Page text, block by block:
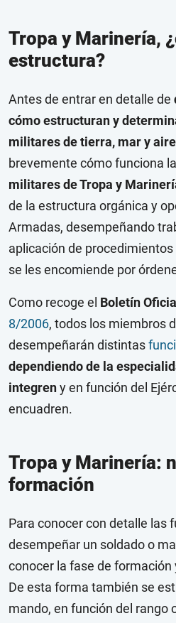
Tropa y Marinería,
estructura?
Antes de entrar en detalle de
cómo estructuran y
militares de tierra, mar y aire
brevemente cómo funciona
militares de Tropa y
de la estructura orgánica y
Armadas, desempeñando
aplicación de
se les encomiende por
Como recoge el Boletín
8/2006, todos los miembros
desempeñarán distintas
dependiendo de la
integreny en función del
encuadren.
Tropa y Marinería:
formación
Para conocer con detalle las
desempeñar un soldado o
conocer la fase de
De esta forma también se
mando, en función del rango